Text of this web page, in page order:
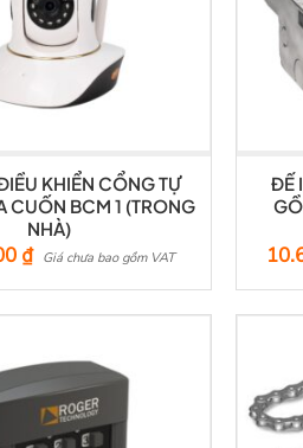
KHIỂN CỔNG TỰ
CUỐN BCM 1 (TRONG
NHÀ)
₫ Giá chưa bao gồm VAT
ĐẾ